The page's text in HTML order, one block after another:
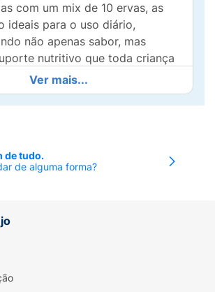
com um mix de 10 ervas, as
ideais para o uso diário,
não apenas sabor, mas
nutritivo que toda criança
refrescante de limão-menta
de saborear as pastilhas
incentivando hábitos
as Pastilhas MultiMix
para levar na lancheira ou
a manterem-se saudáveis
feliz e saudável dos
Ver mais...
de tudo.
de alguma forma?